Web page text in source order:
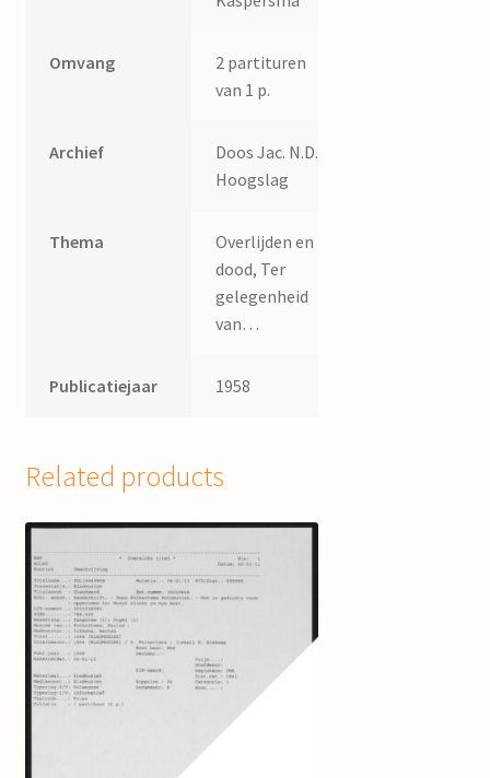
Omvang
2 partituren
van 1 p.
Archief
Doos Jac. N.D.
Hoogslag
Thema
Overlijden en
dood, Ter
gelegenheid
van…
Publicatiejaar 1958
Related products